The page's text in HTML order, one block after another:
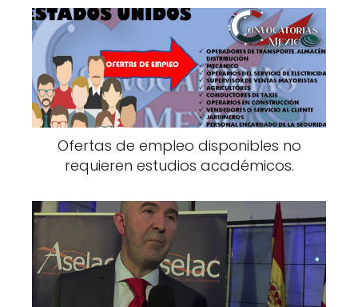
Ofertas de empleo disponibles no
requieren estudios académicos.